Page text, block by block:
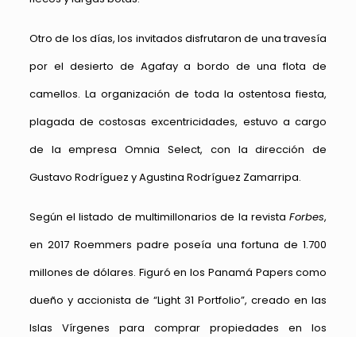
Otro de los días, los invitados disfrutaron de una travesía
por el desierto de Agafay a bordo de una flota de
camellos. La organización de toda la ostentosa fiesta,
plagada de costosas excentricidades, estuvo a cargo
de la empresa Omnia Select, con la dirección de
Gustavo Rodríguez y Agustina Rodríguez Zamarripa.
Según el listado de multimillonarios de la revistaForbes,
en 2017 Roemmers padre poseía una fortuna de 1.700
millones de dólares. Figuró en los Panamá Papers como
dueño y accionista de “Light 31 Portfolio”, creado en las
Islas Vírgenes para comprar propiedades en los